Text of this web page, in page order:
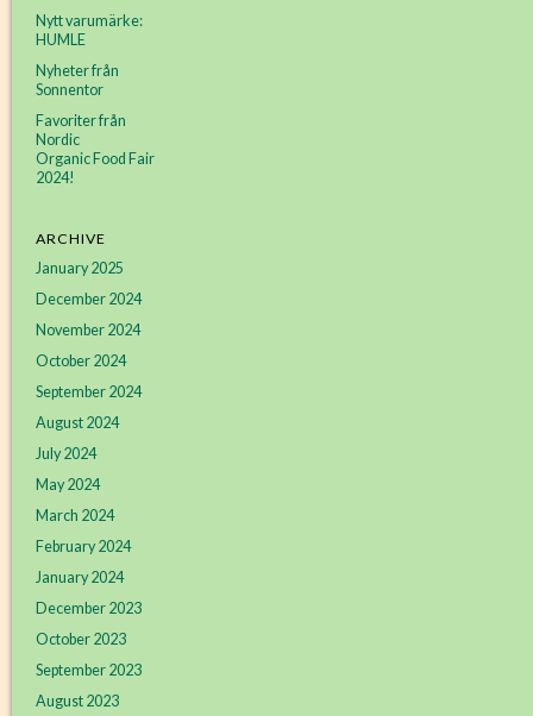
Nytt varumärke:
HUMLE
Nyheter från
Sonnentor
Favoriter från
Nordic
Organic Food Fair
2024!
ARCHIVE
January 2025
December 2024
November 2024
October 2024
September 2024
August 2024
July 2024
May 2024
March 2024
February 2024
January 2024
December 2023
October 2023
September 2023
August 2023